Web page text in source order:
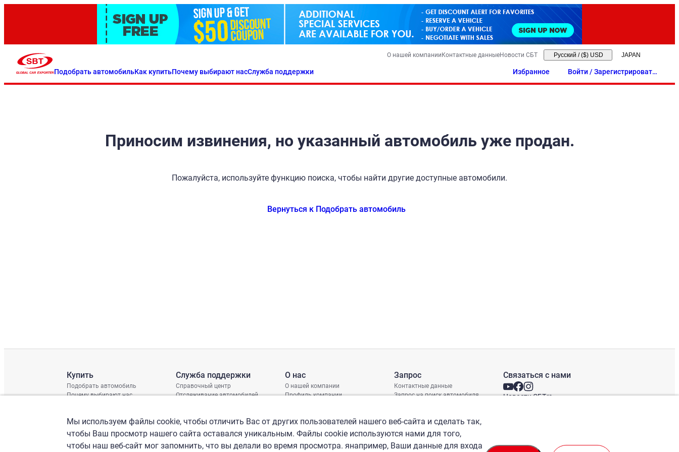
Подобрать автомобильКак купитьПочему выбирают насСлужба поддержки
О нашей компанииКонтактные данныеНовости СБТ Русский / ($) USD
Избранное
Войти / Зарегистрировать
ся
Приносим извинения, но указанный автомобиль уже продан.
Пожалуйста, используйте функцию поиска, чтобы найти другие доступные автомобили.
Вернуться к Подобрать автомобиль
Купить
Подобрать автомобиль
Почему выбирают нас
Служба поддержки
Справочный центр
Отслеживание автомобилей
График доставки
Проверка шасси
О нас
О нашей компании
Профиль компании
Запрос
Контактные данные
Запрос на поиск автомобиля
Связаться с нами
Новости СБТ
Мы используем файлы cookie, чтобы отличить Вас от других пользователей нашего веб-сайта и сделать так,
чтобы Ваш просмотр нашего сайта оставался уникальным. Файлы cookie используются нами для того,
чтобы наш веб-сайт мог запомнить, что вы делали во время просмотра. янапример, Ваши данные для входа